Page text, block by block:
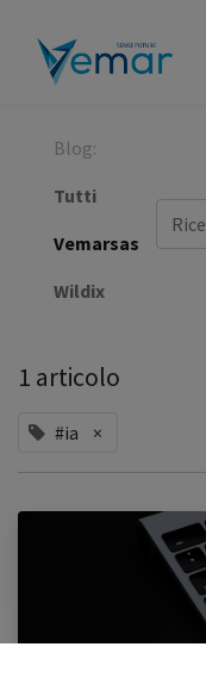
Blog:
Tutti
Vemarsas
Wildix
1 articolo
#ia ×